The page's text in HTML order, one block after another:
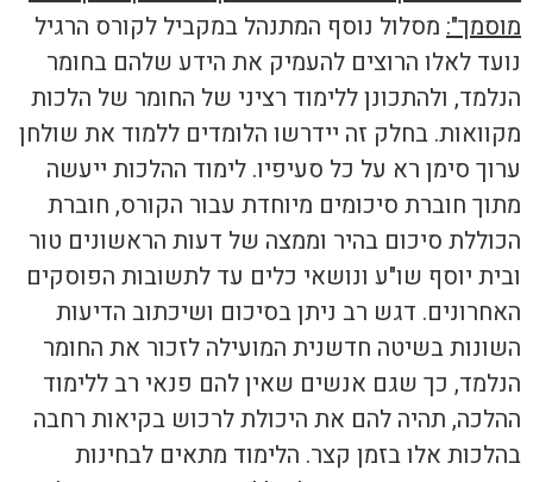
מוסמך": מסלול נוסף המתנהל במקביל לקורס הרגיל
נועד לאלו הרוצים להעמיק את הידע שלהם בחומר
הנלמד, ולהתכונן ללימוד רציני של החומר של הלכות
מקוואות. בחלק זה יידרשו הלומדים ללמוד את שולחן
ערוך סימן רא על כל סעיפיו. לימוד ההלכות ייעשה
מתוך חוברת סיכומים מיוחדת עבור הקורס, חוברת
הכוללת סיכום בהיר וממצה של דעות הראשונים טור
ובית יוסף שו"ע ונושאי כלים עד לתשובות הפוסקים
האחרונים. דגש רב ניתן בסיכום ושיכתוב הדיעות
השונות בשיטה חדשנית המועילה לזכור את החומר
הנלמד, כך שגם אנשים שאין להם פנאי רב ללימוד
ההלכה, תהיה להם את היכולת לרכוש בקיאות רחבה
בהלכות אלו בזמן קצר. הלימוד מתאים לבחינות